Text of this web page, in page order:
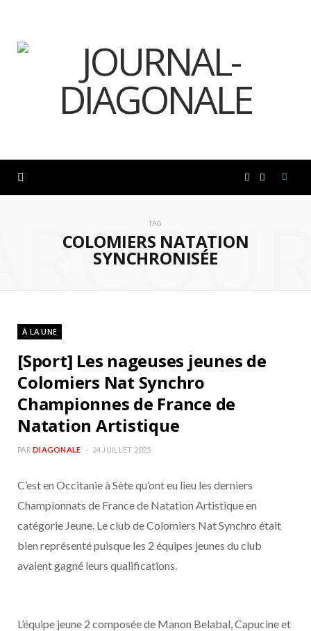
o
TAG
COLOMIERS NATATION
SYNCHRONISÉE
À LA UNE
[Sport] Les nageuses jeunes de
Colomiers Nat Synchro
Championnes de France de
Natation Artistique
PAR DIAGONALE 24 JUILLET 2025
C’est en Occitanie à Sète qu’ont eu lieu les derniers
Championnats de France de Natation Artistique en
catégorie Jeune. Le club de Colomiers Nat Synchro était
bien représenté puisque les 2 équipes jeunes du club
avaient gagné leurs qualifications.
L’équipe jeune 2 composée de Manon Belabal, Capucine et